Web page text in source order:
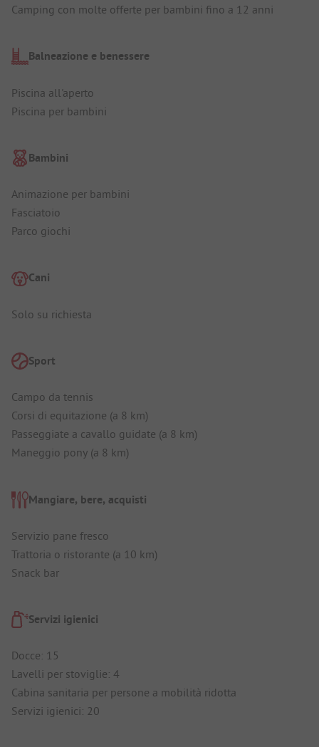
Camping con molte offerte per bambini fino a 12 anni
Balneazione e benessere
Piscina all'aperto
Piscina per bambini
Bambini
Animazione per bambini
Fasciatoio
Parco giochi
Cani
Solo su richiesta
Sport
Campo da tennis
Corsi di equitazione (a 8 km)
Passeggiate a cavallo guidate (a 8 km)
Maneggio pony (a 8 km)
Mangiare, bere, acquisti
Servizio pane fresco
Trattoria o ristorante (a 10 km)
Snack bar
Servizi igienici
Docce: 15
Lavelli per stoviglie: 4
Cabina sanitaria per persone a mobilità ridotta
Servizi igienici: 20